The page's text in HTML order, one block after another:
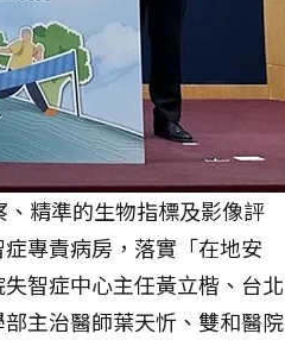
精準的生物指標及影像評
專責病房，落實「在地安
智症中心主任黃立楷、台北
主治醫師葉天忻、雙和醫院